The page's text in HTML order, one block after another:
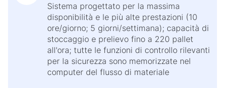
Sistema progettato per la massima
disponibilità e le più alte prestazioni (10
ore/giorno; 5 giorni/settimana); capacità di
stoccaggio e prelievo fino a 220 pallet
all'ora; tutte le funzioni di controllo rilevanti
per la sicurezza sono memorizzate nel
computer del flusso di materiale